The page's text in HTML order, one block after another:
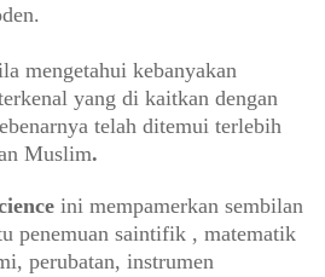
mengetahui kebanyakan
yang di kaitkan dengan
telah ditemui terlebih
Muslim.
ini mempamerkan sembilan
penemuan saintifik , matematik
perubatan, instrumen